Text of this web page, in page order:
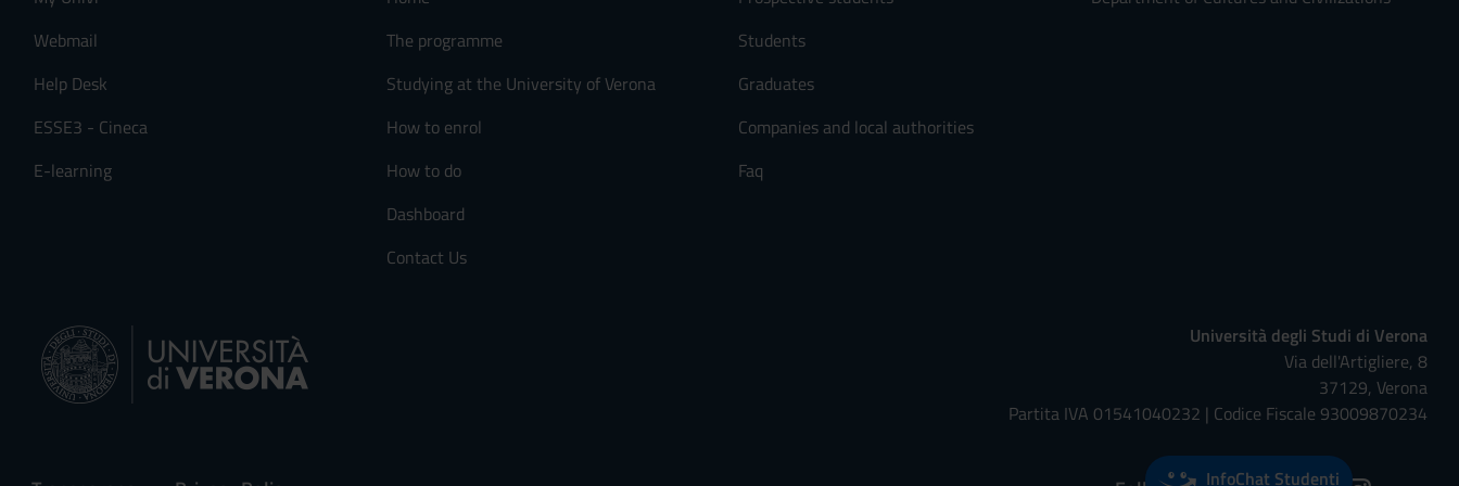
Webmail
Help Desk
ESSE3 - Cineca
E-learning
The programme
Studying at the University of Verona
How to enrol
How to do
Dashboard
Contact Us
Students
Graduates
Companies and local authorities
Faq
Università degli Studi di Verona
Via dell'Artigliere, 8
37129, Verona
Partita IVA 01541040232 | Codice Fiscale 93009870234
InfoChat Studenti